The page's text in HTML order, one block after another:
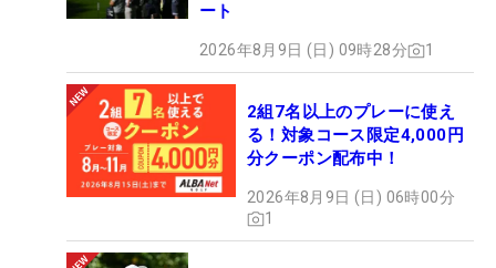
ート
2026年8月9日 (日) 09時28分 1
2組7名以上のプレーに使え
る！対象コース限定4,000円
分クーポン配布中！
2026年8月9日 (日) 06時00分
1